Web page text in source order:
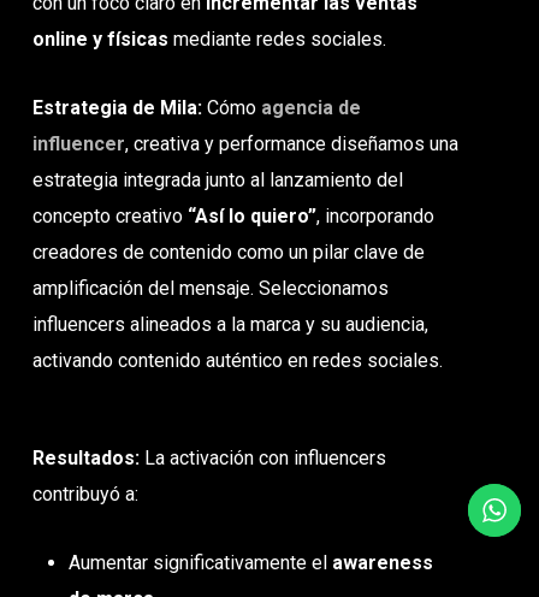
online y físicas mediante redes sociales.
Estrategia de Mila:Cómo agencia de
influencer, creativa y performance diseñamos una
estrategia integrada junto al lanzamiento del
concepto creativo “Así lo quiero”, incorporando
creadores de contenido como un pilar clave de
amplificación del mensaje. Seleccionamos
influencers alineados a la marca y su audiencia,
activando contenido auténtico en redes sociales.
Resultados: La activación con influencers
contribuyó a:
Aumentar significativamente el awareness